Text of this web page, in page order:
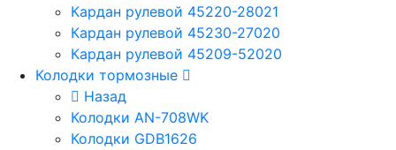
Кардан рулевой 45220-28021
Кардан рулевой 45230-27020
Кардан рулевой 45209-52020
Колодки тормозные
Назад
Колодки AN-708WK
Колодки GDB1626